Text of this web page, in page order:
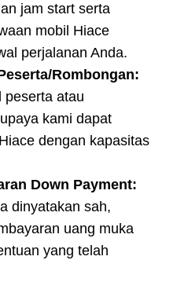
jam start serta
mobil Hiace
perjalanan Anda.
Rombongan:
peserta atau
kami dapat
dengan kapasitas
Down Payment:
dinyatakan sah,
uang muka
yang telah